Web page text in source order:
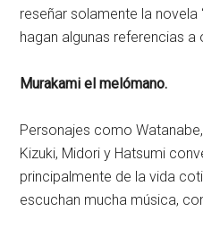
reseñar solamente la novela
hagan algunas referencias
Murakami el melómano.
Personajes como
Kizuki, Midori y Hatsumi
principalmente de la vida
escuchan mucha música,